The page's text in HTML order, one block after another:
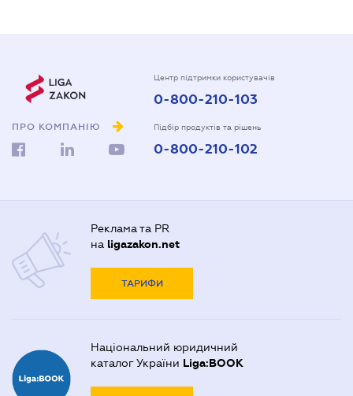
ПРО КОМПАНІЮ
Центр підтримки користувачів
0-800-210-103
Підбір продуктів та рішень
0-800-210-102
Реклама та PR
на ligazakon.net
ТАРИФИ
Національний юридичний
каталог України Liga:BOOK